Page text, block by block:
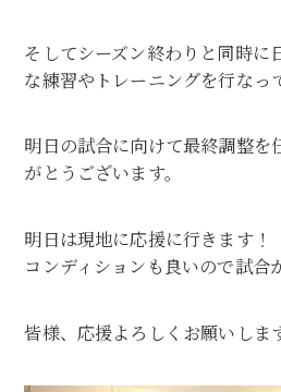
そしてシーズン終わりと同時に
な練習やトレーニングを行なっ
明日の試合に向けて最終調整を
がとうございます。
明日は現地に応援に行きます！
コンディションも良いので試合
皆様、応援よろしくお願いします